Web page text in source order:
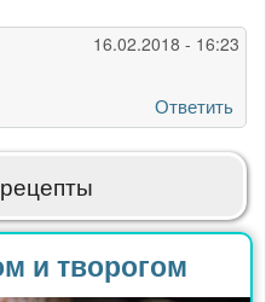
16.02.2018 - 16:23
Ответить
и творогом